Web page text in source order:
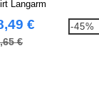
Langarm
€
€
-45%